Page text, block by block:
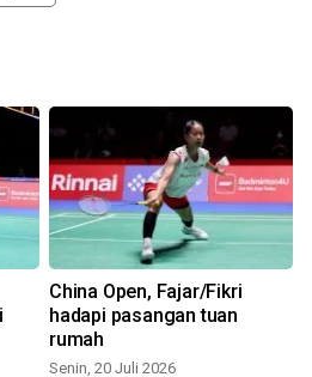
China Open, Fajar/Fikri
hadapi pasangan tuan
rumah
Senin, 20 Juli 2026